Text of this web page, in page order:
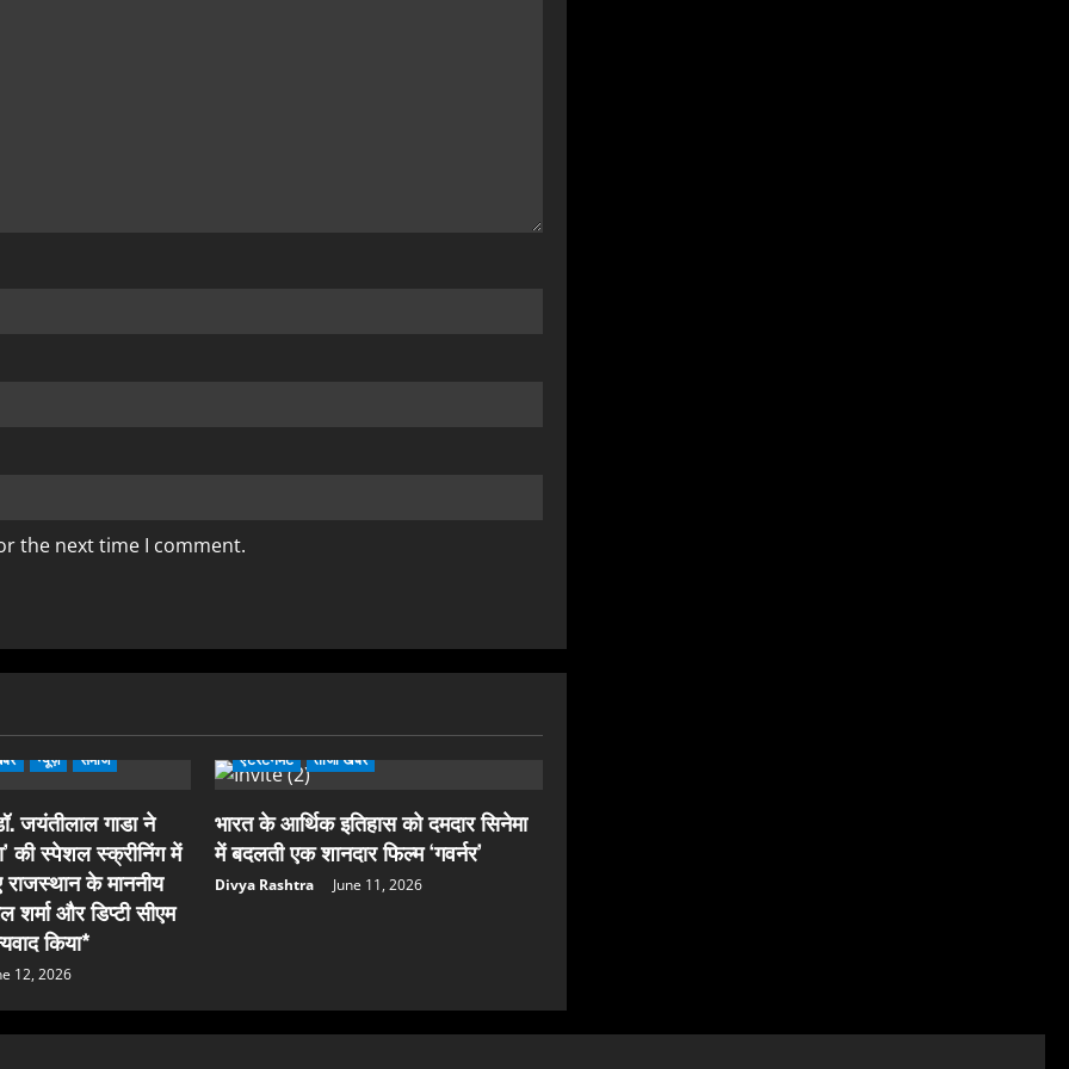
the next time I comment.
न्यूज़ समाज
जयंतीलाल गाडा ने
की स्पेशल स्क्रीनिंग में
राजस्थान के माननीय
और डिप्टी सीएम
किया*
12, 2026
एंटरटेनमेंट
ताजा खबर
भारत के आर्थिक इतिहास को दमदार सिनेमा
में बदलती एक शानदार फिल्म ‘गवर्नर’
Divya Rashtra June 11, 2026
Event
Food & Drink